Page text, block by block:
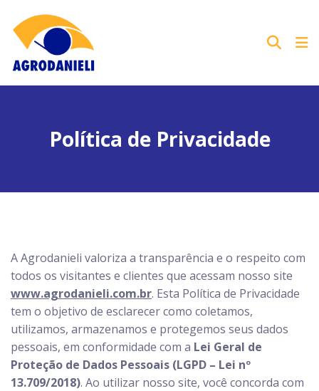
Política de Privacidade
A Agrodanieli valoriza a transparência e o respeito com
todos os visitantes e clientes que acessam nosso site
www.agrodanieli.com.br. Esta Política de Privacidade
tem o objetivo de esclarecer como coletamos,
utilizamos, armazenamos e protegemos seus dados
pessoais, em conformidade com a Lei Geral de
Proteção de Dados Pessoais (LGPD – Lei nº
13.709/2018). Ao utilizar nosso site, você concorda com